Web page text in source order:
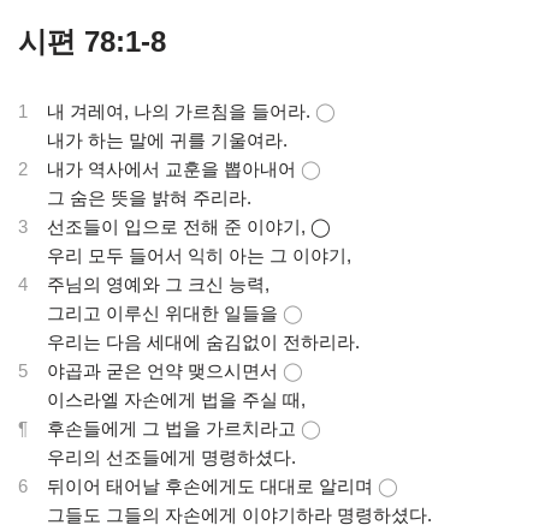
시편 78:1-8
1 내 겨레여, 나의 가르침을 들어라. ◯
내가 하는 말에 귀를 기울여라.
2 내가 역사에서 교훈을 뽑아내어 ◯
그 숨은 뜻을 밝혀 주리라.
3 선조들이 입으로 전해 준 이야기, ◯
우리 모두 들어서 익히 아는 그 이야기,
4 주님의 영예와 그 크신 능력,
그리고 이루신 위대한 일들을 ◯
우리는 다음 세대에 숨김없이 전하리라.
5 야곱과 굳은 언약 맺으시면서 ◯
이스라엘 자손에게 법을 주실 때,
¶ 후손들에게 그 법을 가르치라고 ◯
우리의 선조들에게 명령하셨다.
6 뒤이어 태어날 후손에게도 대대로 알리며 ◯
그들도 그들의 자손에게 이야기하라 명령하셨다.